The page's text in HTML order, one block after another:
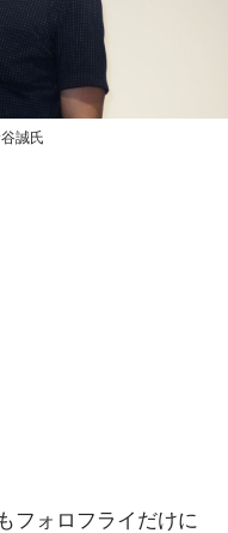
誠氏
フォロフライだけに